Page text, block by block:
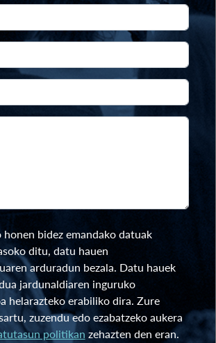
honen bidez emandako datuak
ditu, datu hauen
arduradun bezala. Datu hauek
jardunaldiaren inguruko
helarazteko erabiliko dira. Zure
zuzendu edo ezabatzeko aukera
politikan zehazten den eran.